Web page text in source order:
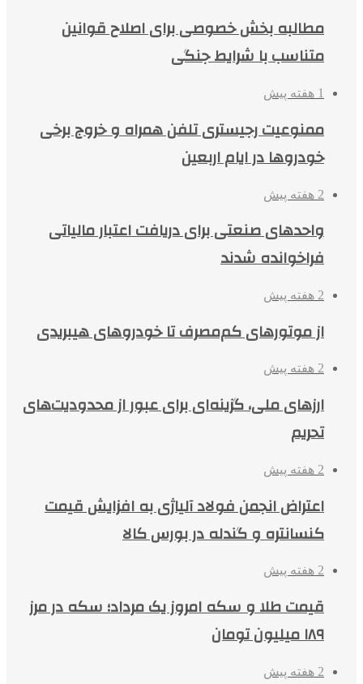
مطالبه بخش خصوصی برای اصلاح قوانین
متناسب با شرایط جنگی
1 هفته پیش
ممنوعیت رجیستری تلفن همراه و خروج برخی
خودروها در ایام اربعین
2 هفته پیش
واحدهای صنعتی برای دریافت اعتبار مالیاتی
فراخوانده شدند
2 هفته پیش
از موتورهای کم‌مصرف تا خودروهای هیبریدی
2 هفته پیش
ارزهای ملی، گزینه‌ای برای عبور از محدودیت‌های
تحریم
2 هفته پیش
اعتراض انجمن فولاد آلیاژی به افزایش قیمت
کنسانتره و گندله در بورس کالا
2 هفته پیش
قیمت طلا و سکه امروز یک مرداد؛ سکه در مرز
۱۸۹ میلیون تومان
2 هفته پیش